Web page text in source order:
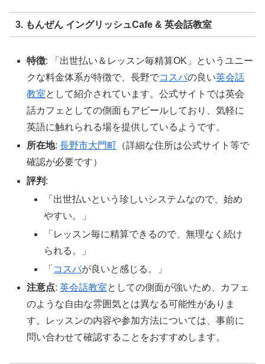
3. もんぜん イングリッシュCafe & 英会話教室
特徴: 「出世払い＆レッスン毎精算OK」というユニー
クな料金体系が特徴で、長野でコスパの良い英会話
教室として紹介されています。公式サイトでは英会
話カフェとしての側面もアピールしており、気軽に
英語に触れられる場を提供しているようです。
所在地:長野市大門町 （詳細な住所は公式サイト等で
確認が必要です）
評判 :
「出世払いという珍しいシステムなので、始め
やすい。」
「レッスン毎に精算できるので、無理なく続け
られる。」
「 コスパが良いと感じる。」
注意点:英会話教室としての側面が強いため、カフェ
のような自由な雰囲気とは異なる可能性がありま
す。レッスンの内容や参加方法については、事前に
問い合わせて確認することをおすすめします。